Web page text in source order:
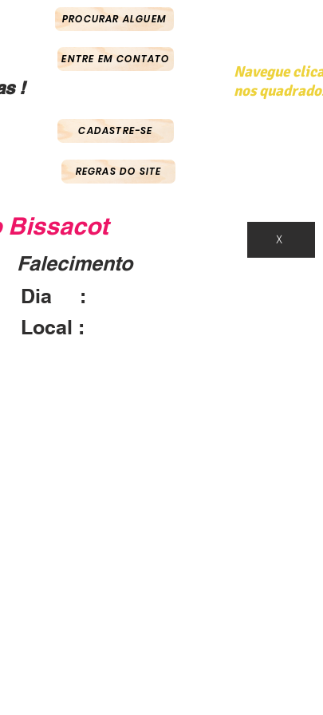
PROCURAR ALGUEM
ENTRE EM CONTATO
!
Navegue
nos
CADASTRE-SE
REGRAS DO SITE
Bissacot
Falecimento
Dia :
Local :
X